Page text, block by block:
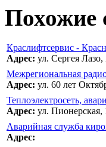
Похожие
Краслифтсервис -
Адрес: ул. Сергея Лазо,
Межрегиональная
Адрес: ул. 60 лет
Теплоэлектросеть,
Адрес: ул. Пионерская,
Аварийная служба
Адрес: